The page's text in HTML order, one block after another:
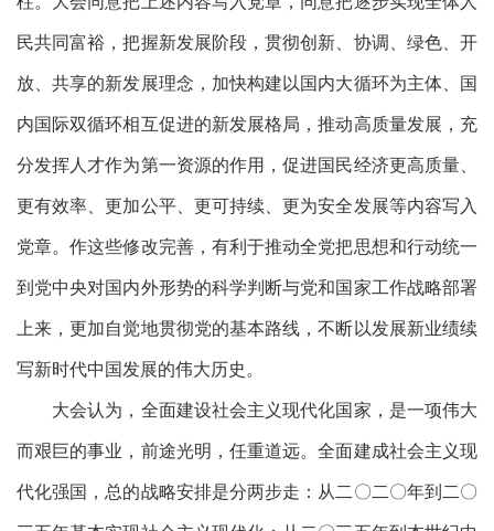
民共同富裕，把握新发展阶段，贯彻创新、协调、绿色、开
放、共享的新发展理念，加快构建以国内大循环为主体、国
内国际双循环相互促进的新发展格局，推动高质量发展，充
分发挥人才作为第一资源的作用，促进国民经济更高质量、
更有效率、更加公平、更可持续、更为安全发展等内容写入
党章。作这些修改完善，有利于推动全党把思想和行动统一
到党中央对国内外形势的科学判断与党和国家工作战略部署
上来，更加自觉地贯彻党的基本路线，不断以发展新业绩续
写新时代中国发展的伟大历史。
大会认为，全面建设社会主义现代化国家，是一项伟大
而艰巨的事业，前途光明，任重道远。全面建成社会主义现
代化强国，总的战略安排是分两步走：从二〇二〇年到二〇